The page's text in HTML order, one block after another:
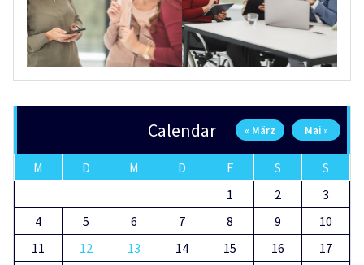
Calendar
M D M D F S
S
1
2
3
4
5 6 7 8 9
10
11
12 13 14 15 16
17
« März Mai »